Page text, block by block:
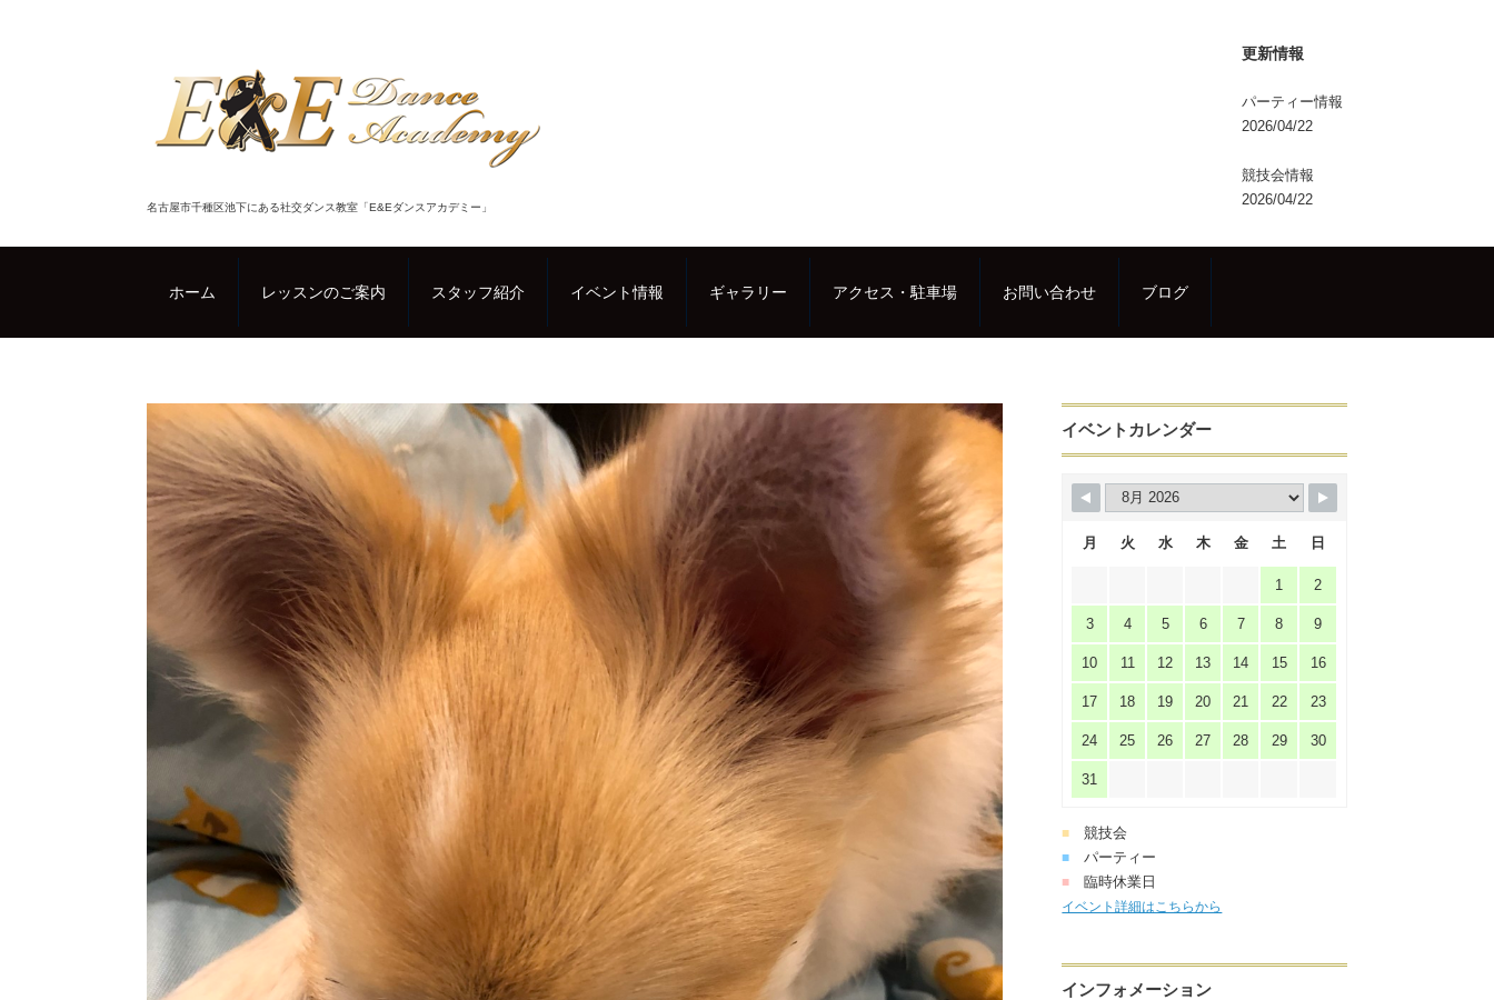
名古屋市千種区池下にある社交ダンス教室「E&Eダンスアカデミー」
更新情報
パーティー情報
2026/04/22
競技会情報
2026/04/22
ホーム レッスンのご案内 スタッフ紹介 イベント情報 ギャラリー アクセス・駐車場 お問い合わせ ブログ
イベントカレンダー
月 火 水 木 金 土 日
1 2
3 4 5 6 7 8 9
10 11 12 13 14 15 16
17 18 19 20 21 22 23
24 25 26 27 28 29 30
31
■ 競技会
■ パーティー
■ 臨時休業日
イベント詳細はこちらから
インフォメーション